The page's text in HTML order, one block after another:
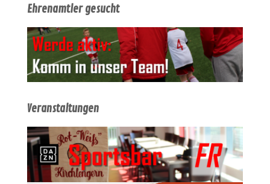
Ehrenamtler gesucht
Veranstaltungen